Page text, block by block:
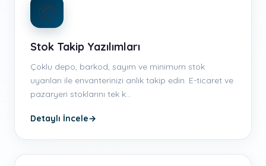
📦
Stok Takip Yazılımları
Çoklu depo, barkod, sayım ve minimum stok
uyarıları ile envanterinizi anlık takip edin. E-ticaret ve
pazaryeri stoklarını tek k…
Detaylı İncele→